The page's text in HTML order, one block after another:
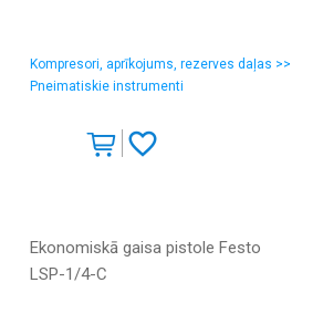
Kompresori, aprīkojums, rezerves daļas >>
Pneimatiskie instrumenti
Ekonomiskā gaisa pistole Festo
LSP-1/4-C